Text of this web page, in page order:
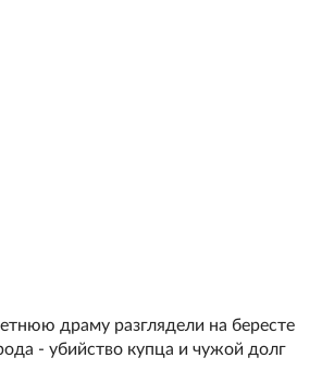
драму разглядели на бересте
- убийство купца и чужой долг